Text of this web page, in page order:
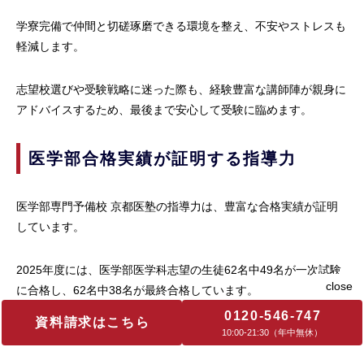
資料請求はこちら 0120-546-747
10:00‐21:30（年中無休）
学寮完備で仲間と切磋琢磨できる環境を整え、不安やストレスも
軽減します。
志望校選びや受験戦略に迷った際も、経験豊富な講師陣が親身に
アドバイスするため、最後まで安心して受験に臨めます。
医学部合格実績が証明する指導力
医学部専門予備校 京都医塾の指導力は、豊富な合格実績が証明
しています。
2025年度には、医学部医学科志望の生徒62名中49名が一次試験
に合格し、62名中38名が最終合格しています。
京都大学や千葉大学をはじめ難関医学部への合格者も毎年輩出し